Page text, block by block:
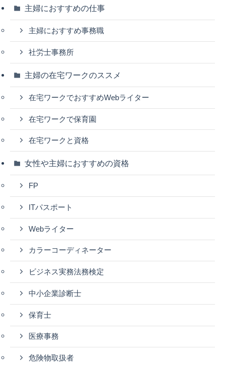
主婦におすすめの仕事
主婦におすすめ事務職
社労士事務所
主婦の在宅ワークのススメ
在宅ワークでおすすめWebライター
在宅ワークで保育園
在宅ワークと資格
女性や主婦におすすめの資格
FP
ITパスポート
Webライター
カラーコーディネーター
ビジネス実務法務検定
中小企業診断士
保育士
医療事務
危険物取扱者